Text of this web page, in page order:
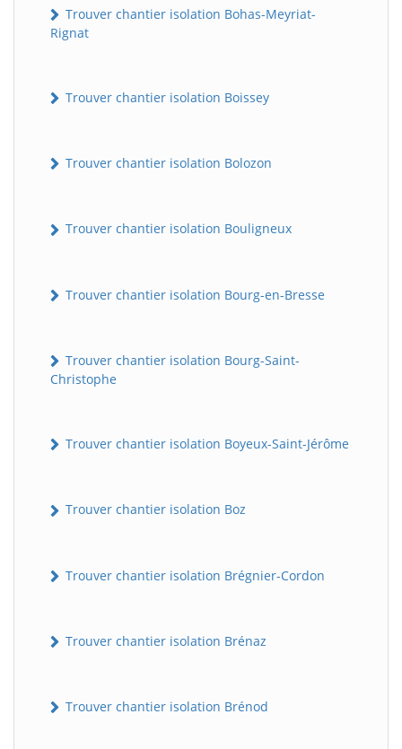
Trouver chantier isolation Bohas-Meyriat-
Rignat
Trouver chantier isolation Boissey
Trouver chantier isolation Bolozon
Trouver chantier isolation Bouligneux
Trouver chantier isolation Bourg-en-Bresse
Trouver chantier isolation Bourg-Saint-
Christophe
Trouver chantier isolation Boyeux-Saint-Jérôme
Trouver chantier isolation Boz
Trouver chantier isolation Brégnier-Cordon
Trouver chantier isolation Brénaz
Trouver chantier isolation Brénod